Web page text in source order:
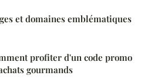
et domaines emblématiques
profiter d'un code promo
gourmands